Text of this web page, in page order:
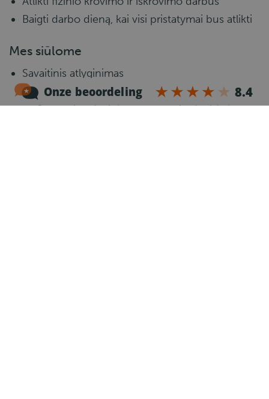
Baigti darbo dieną, kai visi pristatymai bus atlikti
Mes siūlome
Savaitinis atlyginimas
C kategorijos vairuotojas: apytikriai 620–650
€ grynojo atlyginimo per savaitę (neįskaitant